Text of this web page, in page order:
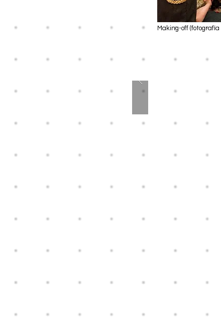
Making-off (fotografía